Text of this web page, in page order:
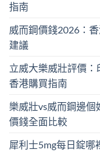
指南
威而鋼價錢2026：
建議
立威大樂威壯評價
香港購買指南
樂威壯vs威而鋼邊個
價錢全面比較
犀利士5mg每日錠哪